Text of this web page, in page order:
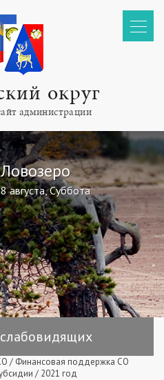
округ
администрации
Ловозеро
8 августа, Суббота
/ Финансовая поддержка СО
/ 2021 год